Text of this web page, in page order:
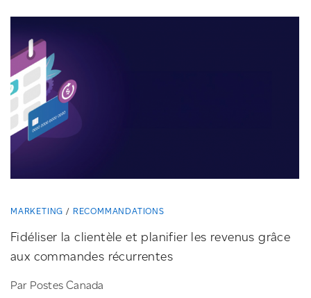
MARKETING RECOMMANDATIONS
Fidéliser la clientèle et planifier les revenus grâce
aux commandes récurrentes
Par Postes Canada